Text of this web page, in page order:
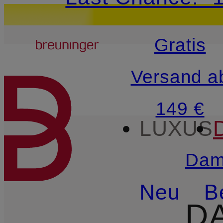
ZUM HAUPTINHALT
15€-
Breuninger
Gratis
Versand
149 €
LUXUS
Neu